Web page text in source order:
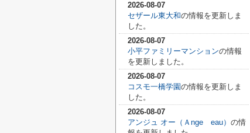
2026-08-07
セザール東大和の情報を更新しま
した。
2026-08-07
小平ファミリーマンションの情報
を更新しました。
2026-08-07
コスモ一橋学園の情報を更新しま
した。
2026-08-07
アンジュ オー（Ａnge eau） の情